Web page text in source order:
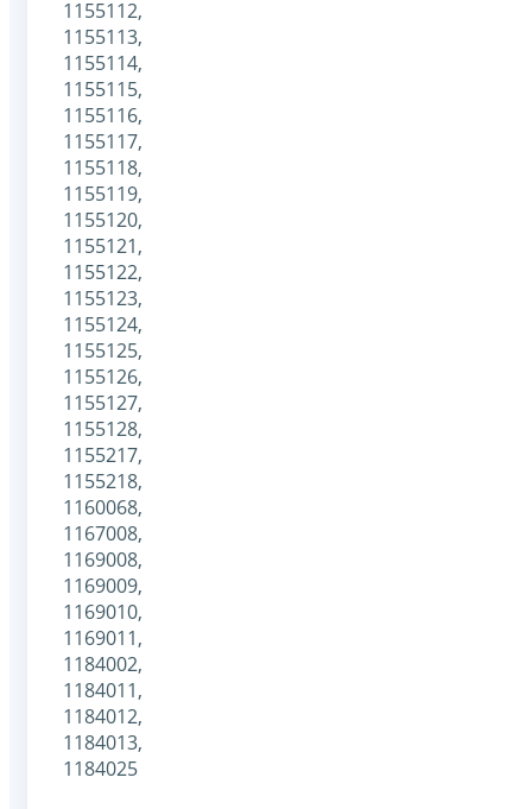
1155112,
1155113,
1155114,
1155115,
1155116,
1155117,
1155118,
1155119,
1155120,
1155121,
1155122,
1155123,
1155124,
1155125,
1155126,
1155127,
1155128,
1155217,
1155218,
1160068,
1167008,
1169008,
1169009,
1169010,
1169011,
1184002,
1184011,
1184012,
1184013,
1184025